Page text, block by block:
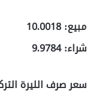
مبيع: 10.0018
شراء: 9.9784
سعر صرف الليرة